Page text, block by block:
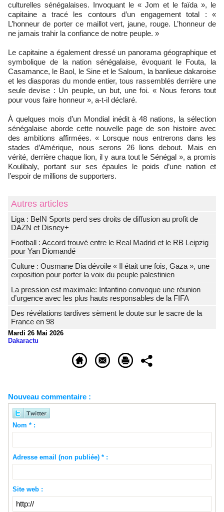
culturelles sénégalaises. Invoquant le « Jom et le faïda », le
capitaine a tracé les contours d’un engagement total : «
L’honneur de porter ce maillot vert, jaune, rouge. L’honneur de
ne jamais trahir la confiance de notre peuple. »
Le capitaine a également dressé un panorama géographique et
symbolique de la nation sénégalaise, évoquant le Fouta, la
Casamance, le Baol, le Sine et le Saloum, la banlieue dakaroise
et les diasporas du monde entier, tous rassemblés derrière une
seule devise : Un peuple, un but, une foi. « Nous ferons tout
pour vous faire honneur », a-t-il déclaré.
À quelques mois d’un Mondial inédit à 48 nations, la sélection
sénégalaise aborde cette nouvelle page de son histoire avec
des ambitions affirmées. « Lorsque nous entrerons dans les
stades d’Amérique, nous serons 26 lions debout. Mais en
vérité, derrière chaque lion, il y aura tout le Sénégal », a promis
Koulibaly, portant sur ses épaules le poids d’une nation et
l’espoir de millions de supporters.
Autres articles
Liga : BeIN Sports perd ses droits de diffusion au profit de
DAZN et Disney+
Football : Accord trouvé entre le Real Madrid et le RB Leipzig
pour Yan Diomandé
Culture : Ousmane Dia dévoile « Il était une fois, Gaza », une
exposition pour porter la voix du peuple palestinien
La pression est maximale: Infantino convoque une réunion
d’urgence avec les plus hauts responsables de la FIFA
Des révélations tardives sèment le doute sur le sacre de la
France en 98
Mardi 26 Mai 2026
Dakaractu
Nouveau commentaire :
Nom * :
Adresse email (non publiée) * :
Site web :